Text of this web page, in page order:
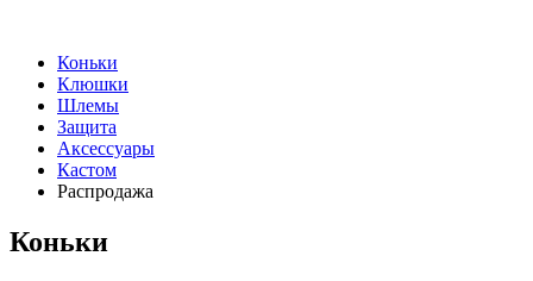
Коньки
Клюшки
Шлемы
Защита
Аксессуары
Кастом
Распродажа
Коньки